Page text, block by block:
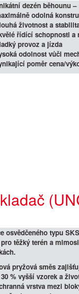
dezén běhounu –
odolná
životnost a
řídící schopnosti a
provoz a jízda
odolnost vůči
poměr cena/
osvědčeného typu
těžký terén a
pryžová směs
% vyšší vzorek a
vrstva mezi